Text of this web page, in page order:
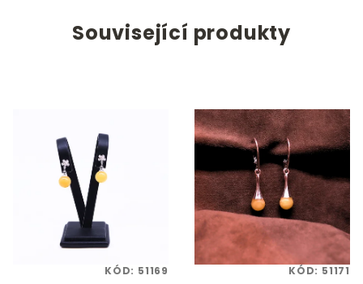
Související produkty
KÓD: 51169 KÓD: 51171